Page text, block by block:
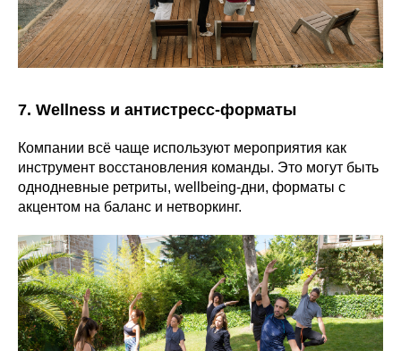
7. Wellness и антистресс-форматы
Компании всё чаще используют мероприятия как
инструмент восстановления команды. Это могут быть
однодневные ретриты, wellbeing-дни, форматы с
акцентом на баланс и нетворкинг.